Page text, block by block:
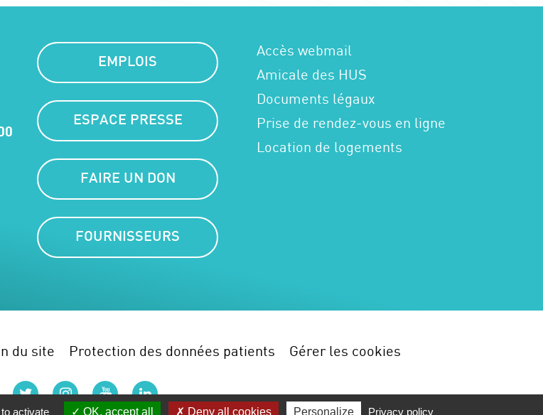
EMPLOIS
ESPACE PRESSE
FAIRE UN DON
FOURNISSEURS
Accès webmail
Amicale des HUS
Documents légaux
Prise de rendez-vous en ligne
Location de logements
du site Protection des données patients Gérer les cookies
twitterinstagramyoutubelinkedin
activate OK, accept all Deny all cookies Personalize Privacy policy